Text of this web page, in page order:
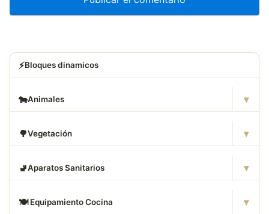
⚡Bloques dinamicos
🐄Animales ▾
🌳Vegetación ▾
🚽Aparatos Sanitarios ▾
🍽️ Equipamiento Cocina ▾